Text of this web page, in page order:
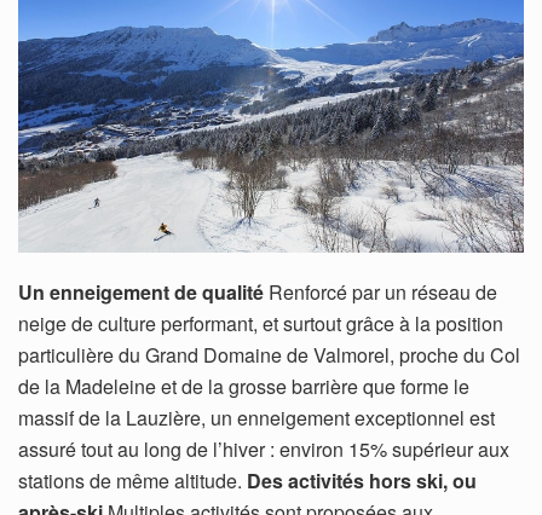
Un enneigement de qualité Renforcé par un réseau de
neige de culture performant, et surtout grâce à la position
particulière du Grand Domaine de Valmorel, proche du Col
de la Madeleine et de la grosse barrière que forme le
massif de la Lauzière, un enneigement exceptionnel est
assuré tout au long de l’hiver : environ 15% supérieur aux
stations de même altitude. Des activités hors ski, ou